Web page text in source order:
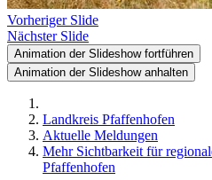
Vorheriger Slide
Nächster Slide
Animation der Slideshow fortführen
Animation der Slideshow anhalten
Landkreis Pfaffenhofen
Aktuelle Meldungen
Mehr Sichtbarkeit für
Pfaffenhofen